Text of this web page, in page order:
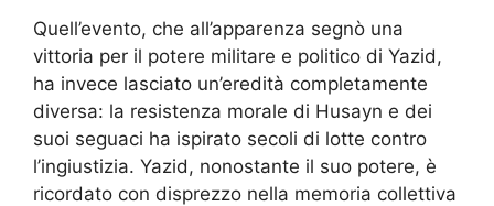
Quell’evento, che all’apparenza segnò una
vittoria per il potere militare e politico di Yazid,
ha invece lasciato un’eredità completamente
diversa: la resistenza morale di Husayn e dei
suoi seguaci ha ispirato secoli di lotte contro
l’ingiustizia. Yazid, nonostante il suo potere, è
ricordato con disprezzo nella memoria collettiva